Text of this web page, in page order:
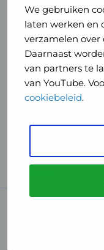
We gebruiken
laten werken en
verzamelen over
Daarnaast
van partners te
van YouTube.
cookiebeleid.
of
GGD
GHOR
of
GGD
GHOR
GGD Reizen op
GGD Reizen
GGD